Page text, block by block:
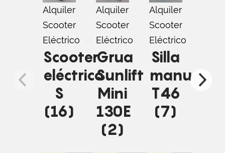
Alquiler
Scooter
Eléctrico
Scooter
eléctrico
S
(16)
Alquiler
Scooter
Eléctrico
Grua
Sunlift
Mini
130E
(2)
Alquiler
Scooter
Eléctrico
Silla
manual
T46
(7)